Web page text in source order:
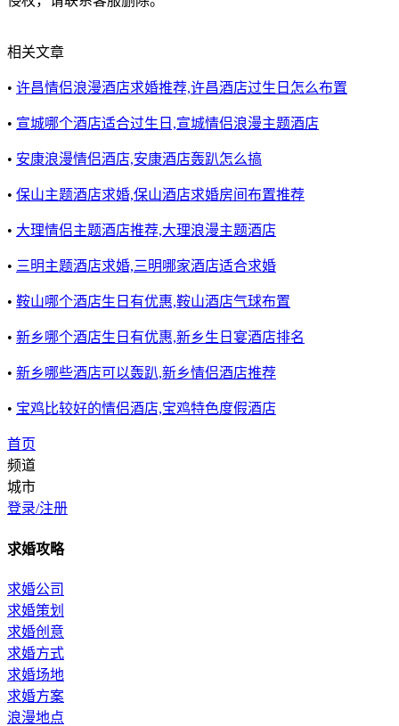
相关文章
• 许昌情侣浪漫酒店求婚推荐,许昌酒店过生日怎么布置
• 宣城哪个酒店适合过生日,宣城情侣浪漫主题酒店
• 安康浪漫情侣酒店,安康酒店轰趴怎么搞
• 保山主题酒店求婚,保山酒店求婚房间布置推荐
• 大理情侣主题酒店推荐,大理浪漫主题酒店
• 三明主题酒店求婚,三明哪家酒店适合求婚
• 鞍山哪个酒店生日有优惠,鞍山酒店气球布置
• 新乡哪个酒店生日有优惠,新乡生日宴酒店排名
• 新乡哪些酒店可以轰趴,新乡情侣酒店推荐
• 宝鸡比较好的情侣酒店,宝鸡特色度假酒店
首页
频道
城市
登录/注册
求婚攻略
求婚公司
求婚策划
求婚创意
求婚方式
求婚场地
求婚方案
浪漫地点